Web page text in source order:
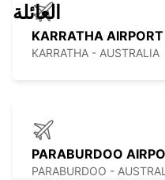
KARRATHA AIRPORT
KARRATHA - AUSTRALIA
PARABURDOO
PARABURDOO -
العائلة